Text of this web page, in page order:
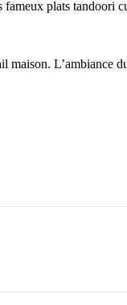
plats tandoori
maison. L’ambiance